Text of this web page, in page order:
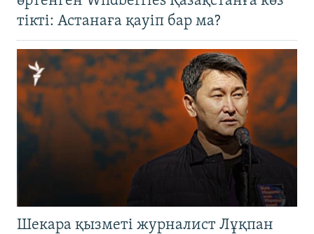
тікті: Астанаға қауіп бар ма?
Шекара қызметі журналист Лұқпан